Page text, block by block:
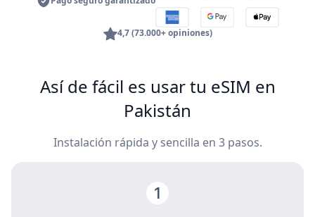
4,7 (73.000+ opiniones)
Así de fácil es usar tu eSIM en
Pakistán
Instalación rápida y sencilla en 3 pasos.